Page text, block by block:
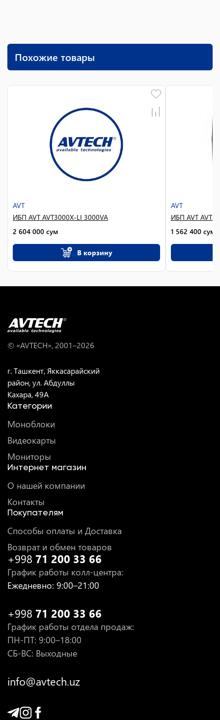
Похожие товары
AVT
ИБП AVT AVT3000X-LI 3000VA
2 604 000 сум
В корзину
AVT
ИБП AVT
1 562 400 сум
© «AVTECH», 2001–2026
г. Ташкент, Яккасарайский
район, ул. Абдуллы
Кахара, 49A
Категории
Моноблоки
Видеокарты
Мониторы
Интернет магазин
О нашей компании
Контакты
Покупателям
Способы оплаты и Доставка
Возврат и обмен товаров
+998 71 200 33 66
График работы колл-центра:
Ежедневно: 9:00–21:00
+998 71 200 33 66
График работы отдела продаж:
ПН-ПТ: 9:00–18:00
СБ-ВС: Выходные
info@avtech.uz